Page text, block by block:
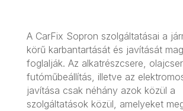
A CarFix Sopron szolgáltatásai a
körű karbantartásátés javítását
foglalják. Az alkatrészcsere,
futóműbeállítás, illetve az
javítása csak néhány azok közül a
szolgáltatások közül, amelyeket